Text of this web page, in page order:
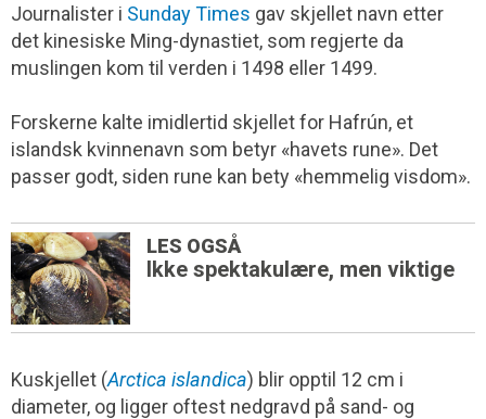
Journalister i Sunday Times gav skjellet navn etter
det kinesiske Ming-dynastiet, som regjerte da
muslingen kom til verden i 1498 eller 1499.
Forskerne kalte imidlertid skjellet for Hafrún, et
islandsk kvinnenavn som betyr «havets rune». Det
passer godt, siden rune kan bety «hemmelig visdom».
LES OGSÅ
Ikke spektakulære, men viktige
Kuskjellet (Arctica islandica) blir opptil 12 cm i
diameter, og ligger oftest nedgravd på sand- og